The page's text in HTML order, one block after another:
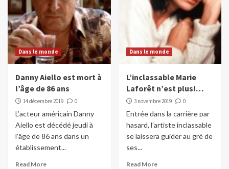
Dans le monde
Danny Aiello est mort à
l’âge de 86 ans
14 décembre 2019 0
L’acteur américain Danny
Aiello est décédé jeudi à
l’âge de 86 ans dans un
établissement...
Read More
Dans le monde
L’inclassable Marie
Laforêt n’est plus!…
3 novembre 2019 0
Entrée dans la carrière par
hasard, l’artiste inclassable
se laissera guider au gré de
ses...
Read More